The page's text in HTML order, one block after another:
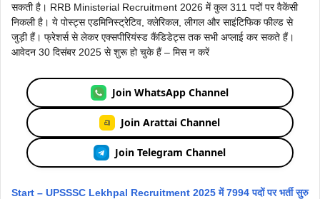
सकती है। RRB Ministerial Recruitment 2026 में कुल 311 पदों पर वैकेंसी
निकली है। ये पोस्ट्स एडमिनिस्ट्रेटिव, क्लेरिकल, लीगल और साइंटिफिक फील्ड से
जुड़ी हैं। फ्रेशर्स से लेकर एक्सपीरियंस्ड कैंडिडेट्स तक सभी अप्लाई कर सकते हैं।
आवेदन 30 दिसंबर 2025 से शुरू हो चुके हैं – मिस न करें
Join WhatsApp Channel
Join Arattai Channel
Join Telegram Channel
Start – UPSSSC Lekhpal Recruitment 2025 में 7994 पदों पर भर्ती सुरु